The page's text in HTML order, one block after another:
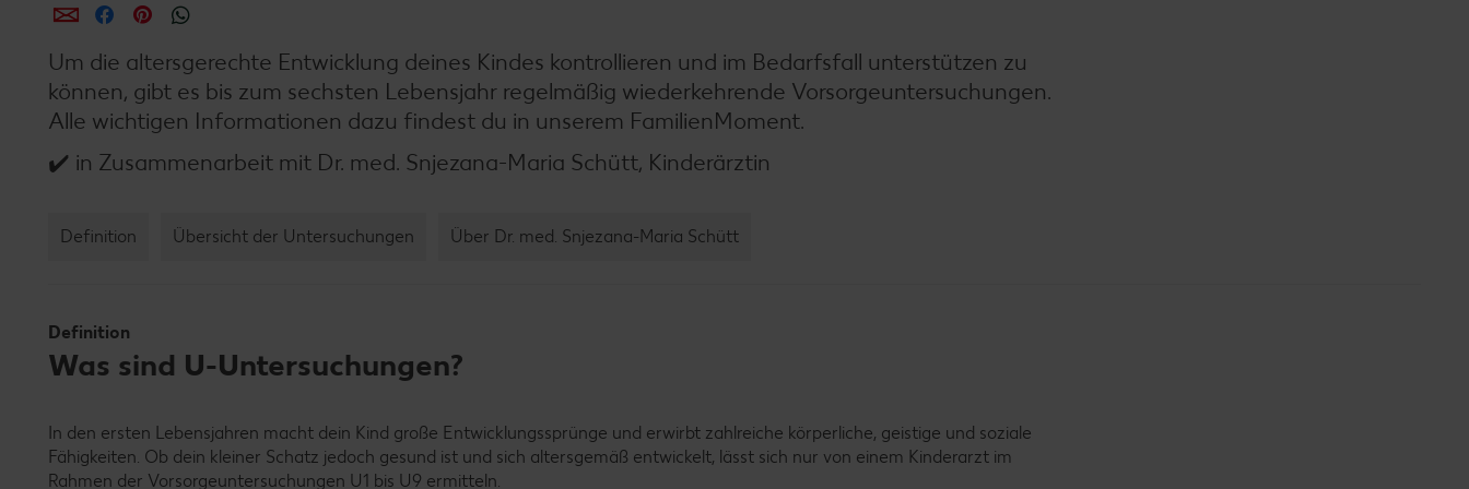
per E-Mail teilen
per Facebook teilen
per Pinterest teilen
Um die altersgerechte Entwicklung deines Kindes kontrollieren und im Bedarfsfall unterstützen zu
können, gibt es bis zum sechsten Lebensjahr regelmäßig wiederkehrende Vorsorgeuntersuchungen.
Alle wichtigen Informationen dazu findest du in unserem FamilienMoment.
✔️ in Zusammenarbeit mit Dr. med. Snjezana-Maria Schütt, Kinderärztin
Definition Übersicht der Untersuchungen Über Dr. med. Snjezana-Maria Schütt
Definition
Was sind U-Untersuchungen?
In den ersten Lebensjahren macht dein Kind große Entwicklungssprünge und erwirbt zahlreiche körperliche, geistige und soziale
Fähigkeiten. Ob dein kleiner Schatz jedoch gesund ist und sich altersgemäß entwickelt, lässt sich nur von einem Kinderarzt im
Rahmen der Vorsorgeuntersuchungen U1 bis U9 ermitteln.